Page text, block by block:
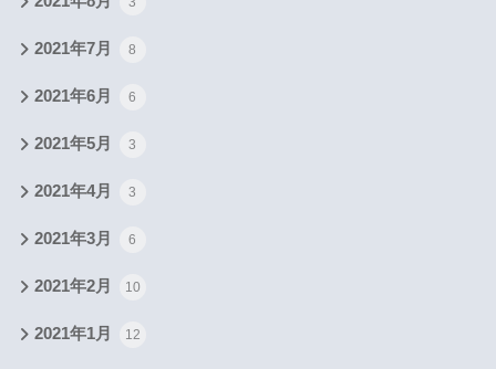
2021年7月 8
2021年6月 6
2021年5月 3
2021年4月 3
2021年3月 6
2021年2月 10
2021年1月 12